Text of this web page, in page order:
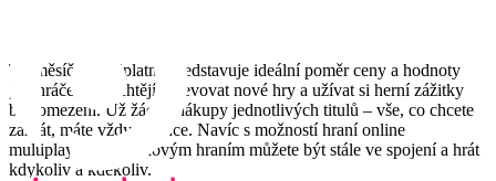
Tří měsíční předplatné představuje ideální poměr ceny a hodnoty
pro hráče, kteří chtějí objevovat nové hry a užívat si herní zážitky
bez omezení. Už žádné nákupy jednotlivých titulů – vše, co chcete
zahrát, máte vždy po ruce. Navíc s možností hraní online
multiplayeru a cloudovým hraním můžete být stále ve spojení a hrát
kdykoliv a kdekoliv.